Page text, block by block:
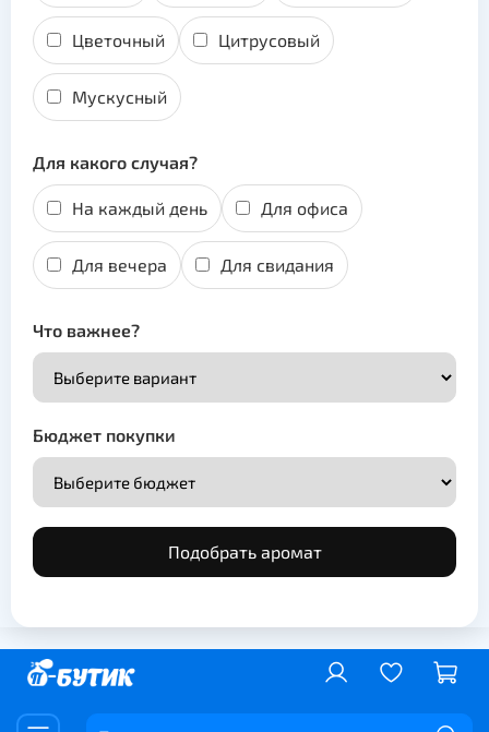
Цветочный Цитрусовый
Мускусный
Для какого случая?
На каждый день Для офиса
Для вечера Для свидания
Что важнее?
Бюджет покупки
Подобрать аромат